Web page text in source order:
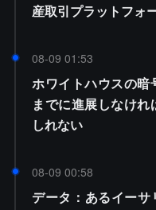
産取引プラットフォ
08-09 01:53
ホワイトハウスの暗
までに進展しなけ
しれない
08-09 00:58
データ：あるイー